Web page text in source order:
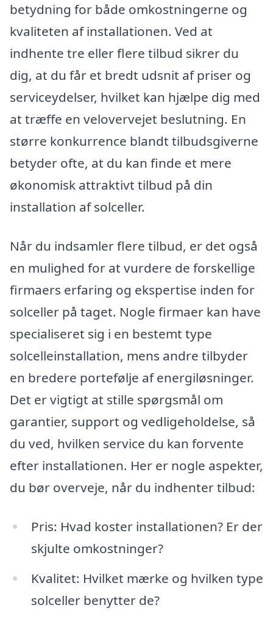
betydning for både omkostningerne og
kvaliteten af installationen. Ved at
indhente tre eller flere tilbud sikrer du
dig, at du får et bredt udsnit af priser og
serviceydelser, hvilket kan hjælpe dig med
at træffe en velovervejet beslutning. En
større konkurrence blandt tilbudsgiverne
betyder ofte, at du kan finde et mere
økonomisk attraktivt tilbud på din
installation af solceller.
Når du indsamler flere tilbud, er det også
en mulighed for at vurdere de forskellige
firmaers erfaring og ekspertise inden for
solceller på taget. Nogle firmaer kan have
specialiseret sig i en bestemt type
solcelleinstallation, mens andre tilbyder
en bredere portefølje af energiløsninger.
Det er vigtigt at stille spørgsmål om
garantier, support og vedligeholdelse, så
du ved, hvilken service du kan forvente
efter installationen. Her er nogle aspekter,
du bør overveje, når du indhenter tilbud:
Pris: Hvad koster installationen? Er der
skjulte omkostninger?
Kvalitet: Hvilket mærke og hvilken type
solceller benytter de?